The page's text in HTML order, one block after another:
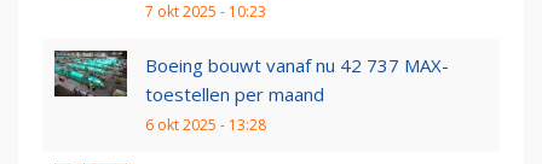
7 okt 2025 - 10:23
Boeing bouwt vanaf nu 42 737 MAX-
toestellen per maand
6 okt 2025 - 13:28